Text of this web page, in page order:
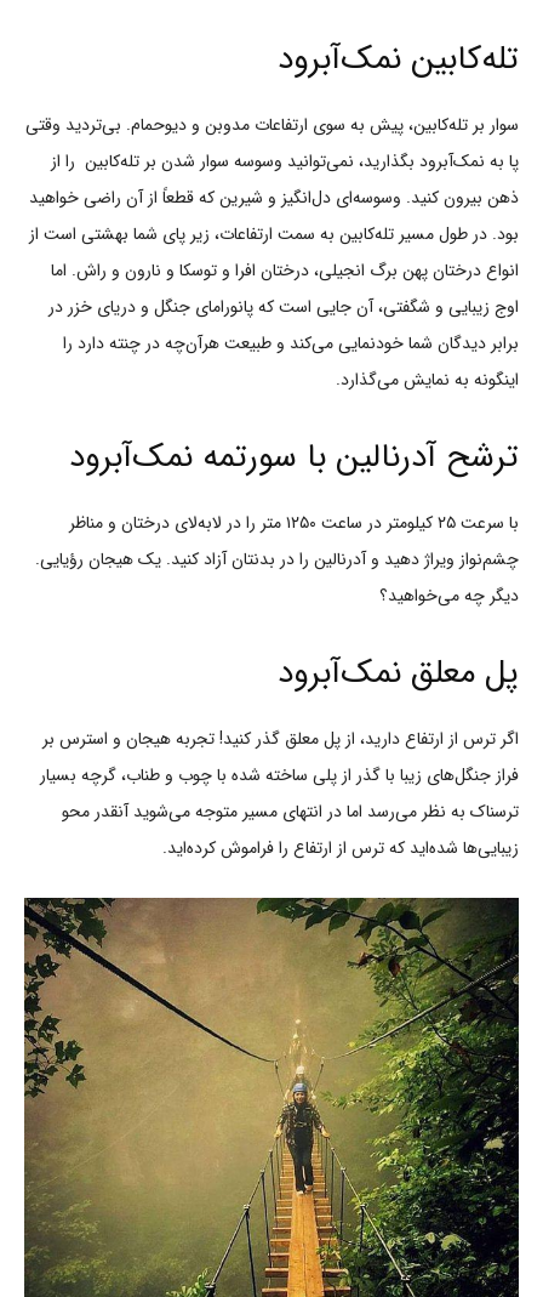
تله‌کابین نمک‌آبرود
سوار بر تله‌کابین، پیش به سوی ارتفاعات مدوبن و دیوحمام. بی‌تردید وقتی
پا به نمک‌آبرود بگذارید، نمی‌توانید وسوسه سوار شدن بر تله‌کابین را از
ذهن بیرون کنید. وسوسه‌ای دل‌انگیز و شیرین که قطعاً از آن راضی خواهید
بود. در طول مسیر تله‌کابین به سمت ارتفاعات، زیر پای شما بهشتی است از
انواع درختان پهن برگ انجیلی، درختان افرا و توسکا و نارون و راش. اما
اوج زیبایی و شگفتی، آن جایی است که پانورامای جنگل و دریای خزر در
برابر دیدگان شما خودنمایی می‌کند و طبیعت هرآن‌چه در چنته دارد را
اینگونه به نمایش می‌گذارد.
ترشح آدرنالین با سورتمه نمک‌آبرود
با سرعت ۲۵ کیلومتر در ساعت ۱۲۵۰ متر را در لابه‌لای درختان و مناظر
چشم‌نواز ویراژ دهید و آدرنالین را در بدنتان آزاد کنید. یک هیجان رؤیایی.
دیگر چه می‌خواهید؟
پل معلق نمک‌آبرود
اگر ترس از ارتفاع دارید، از پل معلق گذر کنید! تجربه هیجان و استرس بر
فراز جنگل‌های زیبا با گذر از پلی ساخته شده با چوب و طناب، گرچه بسیار
ترسناک به نظر می‌رسد اما در انتهای مسیر متوجه می‌شوید آنقدر محو
زیبایی‌ها شده‌اید که ترس از ارتفاع را فراموش کرده‌اید.